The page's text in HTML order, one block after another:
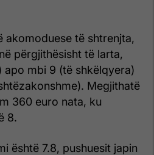
akomoduese të shtrenjta,
përgjithësisht të larta,
apo mbi 9 (të shkëlqyera)
Megjithatë
360 euro nata, ku
8.
është 7.8, pushuesit japin